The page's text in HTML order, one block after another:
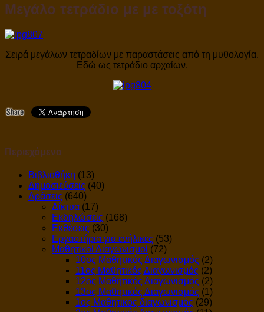
Μεγάλο τετράδιο με με τοξότη
Σειρά μεγάλων τετραδίων με παραστάσεις από τη μυθολογία.
Εδώ ως τετράδιο αρχαίων.
Περιεχόμενα
Βιβλιοθήκη (13)
Δημοσιεύσεις (40)
Δράσεις (640)
Δίκτυα (17)
Εκδηλώσεις (168)
Εκθέσεις (30)
Εργαστήρια για ενήλικες (53)
Μαθητικοί Διαγωνισμοί (72)
10ος Μαθητικός Διαγωνισμός (2)
11ος Μαθητικός Διαγωνισμός (2)
12ος Μαθητικός Διαγωνισμός (2)
13ος Μαθητικός Διαγωνισμός (1)
1ος Μαθητικός διαγωνισμός (29)